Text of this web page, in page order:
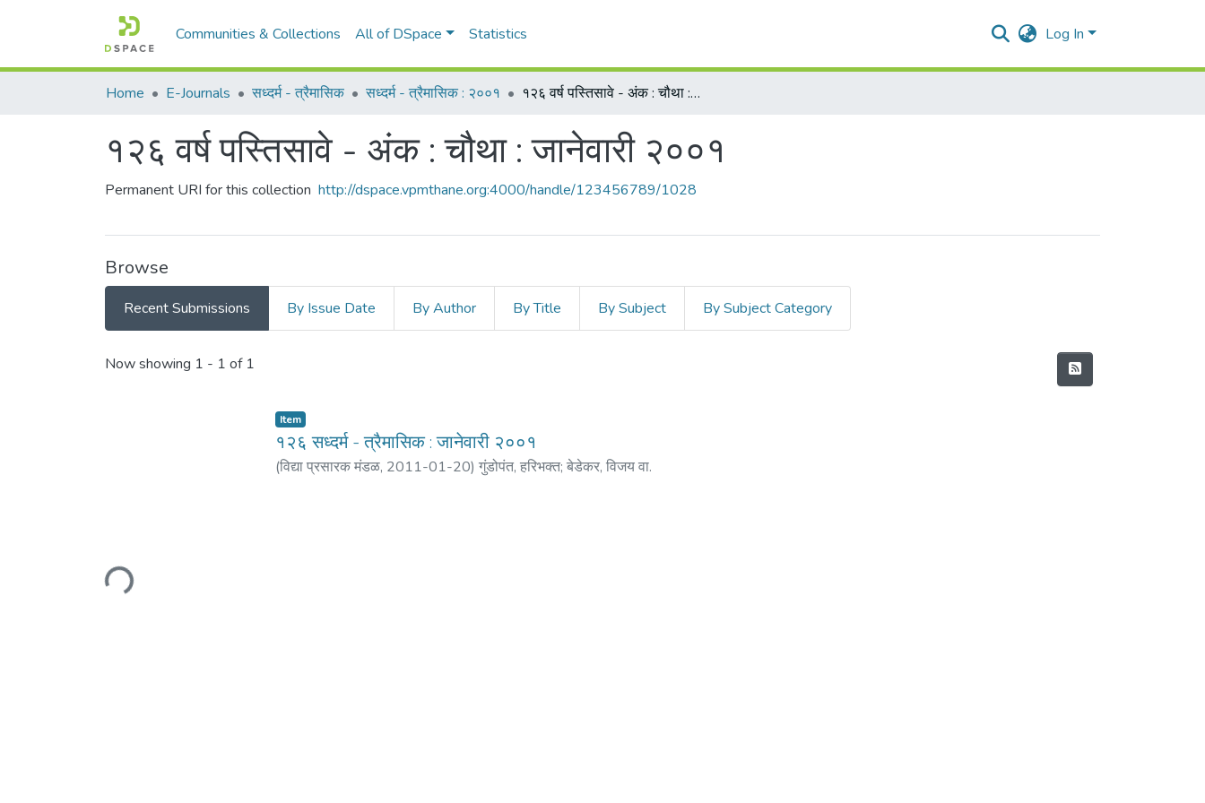
Communities & Collections All of DSpace Statistics Log In
Home E-Journals सध्दर्म - त्रैमासिक सध्दर्म - त्रैमासिक : २००१ १२६ वर्ष पस्तिसावे - अंक : चौथा : जानेवारी २००१
१२६ वर्ष पस्तिसावे - अंक : चौथा : जानेवारी २००१
Permanent URI for this collection http://dspace.vpmthane.org:4000/handle/123456789/1028
Browse
Recent Submissions By Issue Date By Author By Title By Subject By Subject Category
Recent Submissions
Now showing 1 - 1 of 1
Loading...
Item
१२६ सध्दर्म - त्रैमासिक : जानेवारी २००१
(विद्या प्रसारक मंडळ, 2011-01-20) गुंडोपंत, हरिभक्त; बेडेकर, विजय वा.